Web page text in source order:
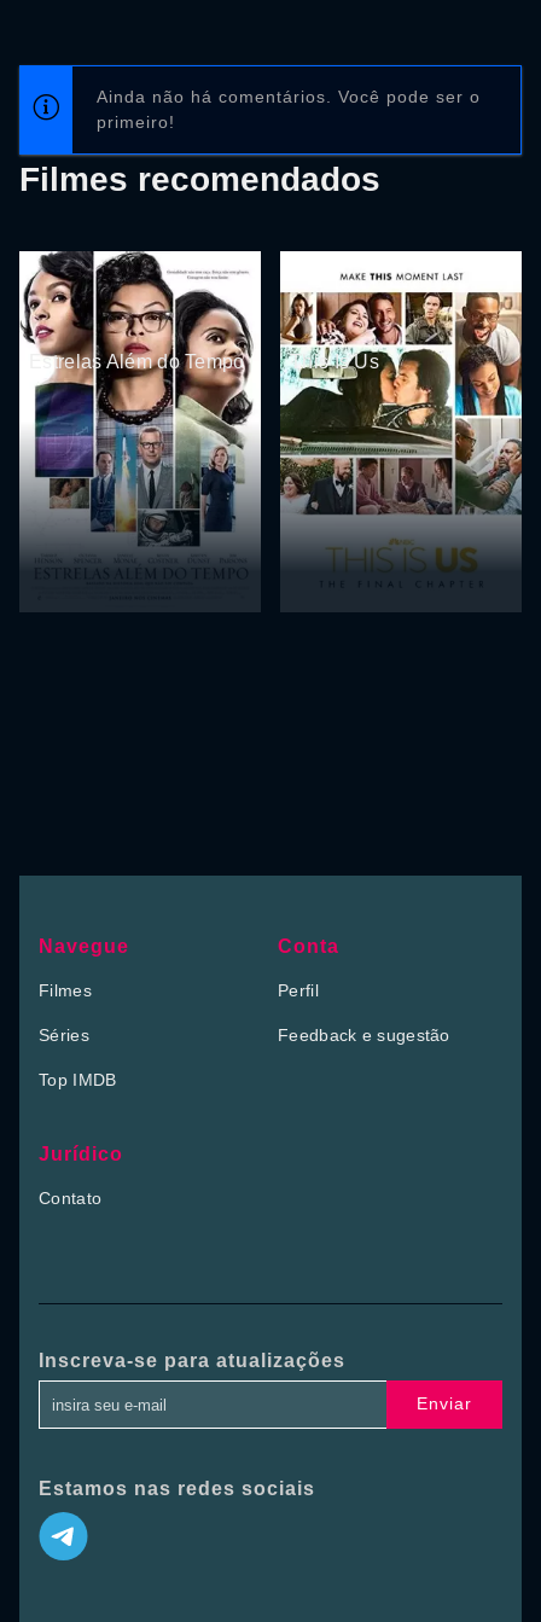
Ainda não há comentários. Você pode ser o
primeiro!
Filmes recomendados
Estrelas Além do Tempo This Is Us
Navegue
Filmes
Séries
Top IMDB
Conta
Perfil
Feedback e sugestão
Jurídico
Contato
Inscreva-se para atualizações
Enviar
Estamos nas redes sociais